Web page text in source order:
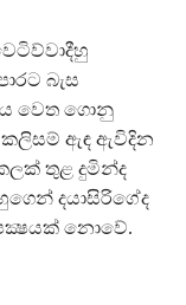
බැස
වෙත ගොනු
කලිසම් ඇඳ ඇවිදින
තුළ දුමින්ද
දයාසිරිගේද
නොවේ.